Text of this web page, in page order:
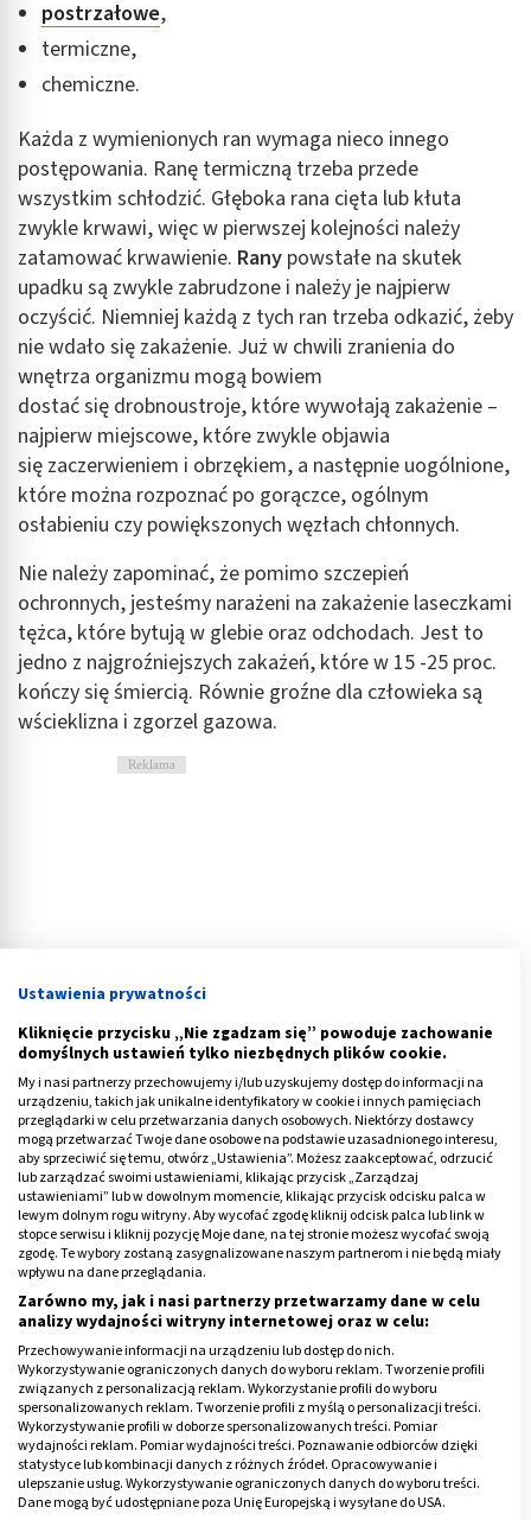
postrzałowe,
termiczne,
chemiczne.
Każda z wymienionych ran wymaga nieco innego
postępowania. Ranę termiczną trzeba przede
wszystkim schłodzić. Głęboka rana cięta lub kłuta
zwykle krwawi, więc w pierwszej kolejności należy
zatamować krwawienie. Rany powstałe na skutek
upadku są zwykle zabrudzone i należy je najpierw
oczyścić. Niemniej każdą z tych ran trzeba odkazić, żeby
nie wdało się zakażenie. Już w chwili zranienia do
wnętrza organizmu mogą bowiem
dostać się drobnoustroje, które wywołają zakażenie –
najpierw miejscowe, które zwykle objawia
się zaczerwieniem i obrzękiem, a następnie uogólnione,
które można rozpoznać po gorączce, ogólnym
osłabieniu czy powiększonych węzłach chłonnych.
Nie należy zapominać, że pomimo szczepień
ochronnych, jesteśmy narażeni na zakażenie laseczkami
tężca, które bytują w glebie oraz odchodach. Jest to
jedno z najgroźniejszych zakażeń, które w 15 -25 proc.
kończy się śmiercią. Równie groźne dla człowieka są
wścieklizna i zgorzel gazowa.
Reklama
Odkażanie rany – jak to zrobić?
Jak zatem powinno przebiegać odkażanie rany, żeby
maksymalnie zminimalizować ryzyko zakażenia? Jeśli
rana krwawi, należy w pierwszej kolejności zatamować
krwawienie poprzez ucisk. Dopiero wtedy można
przystąpić do oczyszczania rany. Można to zrobić pod
bieżącą wodą lub z użyciem soli fizjologicznej. Kolejny
krok to dezynfekcja uszkodzonej skóry przy pomocy
środka antyseptycznego. Na koniec ranę należy
zabezpieczyć przed podrażnieniem oraz
zanieczyszczeniem jałowym opatrunkiem. Opatrunek
należy dobrać do rodzaju rany. W przypadku
Ustawienia prywatności
Kliknięcie przycisku „Nie zgadzam się” powoduje zachowanie
domyślnych ustawień tylko niezbędnych plików cookie.
My i nasi partnerzy przechowujemy i/lub uzyskujemy dostęp do informacji na
urządzeniu, takich jak unikalne identyfikatory w cookie i innych pamięciach
przeglądarki w celu przetwarzania danych osobowych. Niektórzy dostawcy
mogą przetwarzać Twoje dane osobowe na podstawie uzasadnionego interesu,
aby sprzeciwić się temu, otwórz „Ustawienia”. Możesz zaakceptować, odrzucić
lub zarządzać swoimi ustawieniami, klikając przycisk „Zarządzaj
ustawieniami” lub w dowolnym momencie, klikając przycisk odcisku palca w
lewym dolnym rogu witryny. Aby wycofać zgodę kliknij odcisk palca lub link w
stopce serwisu i kliknij pozycję Moje dane, na tej stronie możesz wycofać swoją
zgodę. Te wybory zostaną zasygnalizowane naszym partnerom i nie będą miały
wpływu na dane przeglądania.
Zarówno my, jak i nasi partnerzy przetwarzamy dane w celu
analizy wydajności witryny internetowej oraz w celu:
Przechowywanie informacji na urządzeniu lub dostęp do nich.
Wykorzystywanie ograniczonych danych do wyboru reklam. Tworzenie profili
związanych z personalizacją reklam. Wykorzystanie profili do wyboru
spersonalizowanych reklam. Tworzenie profili z myślą o personalizacji treści.
Wykorzystywanie profili w doborze spersonalizowanych treści. Pomiar
wydajności reklam. Pomiar wydajności treści. Poznawanie odbiorców dzięki
statystyce lub kombinacji danych z różnych źródeł. Opracowywanie i
ulepszanie usług. Wykorzystywanie ograniczonych danych do wyboru treści.
Dane mogą być udostępniane poza Unię Europejską i wysyłane do USA.